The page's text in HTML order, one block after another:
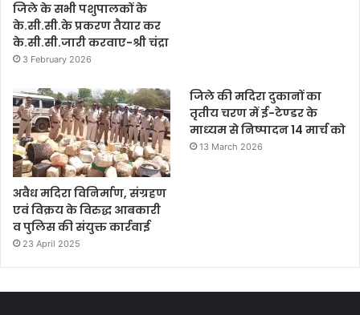
जिले के सभी पशुपालकों के
के.सी.सी.के प्रकरण तैयार कर
के.सी.सी.जारी करवाए-श्री चंद्रा
3 February 2026
अवैध मदिरा विनिर्माण, संग्रहण
एवं विक्रय के विरुद्ध आबकारी
व पुलिस की संयुक्त कार्रवाई
23 April 2025
जिले की मदिरा दुकानों का
तृतीय चरण में ई-टेण्‍डर के
माध्‍यम से निष्‍पादन 14 मार्च को
13 March 2026